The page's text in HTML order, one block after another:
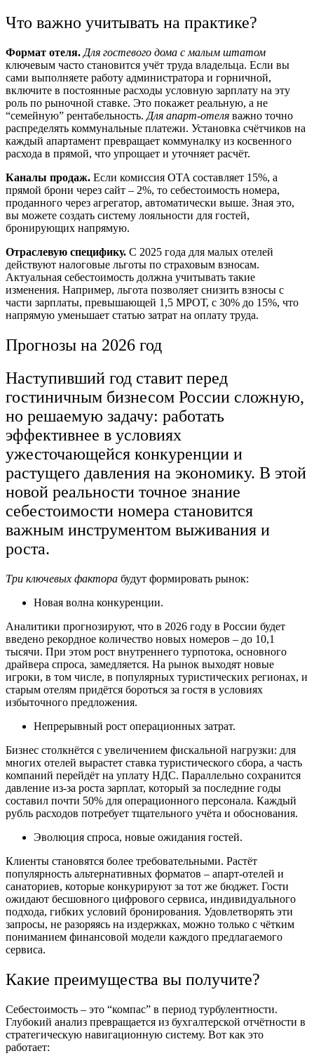
Что важно учитывать на практике?
Формат отеля. Для гостевого дома с малым штатом
ключевым часто становится учёт труда владельца. Если вы
сами выполняете работу администратора и горничной,
включите в постоянные расходы условную зарплату на эту
роль по рыночной ставке. Это покажет реальную, а не
“семейную” рентабельность. Для апарт-отеля важно точно
распределять коммунальные платежи. Установка счётчиков на
каждый апартамент превращает коммуналку из косвенного
расхода в прямой, что упрощает и уточняет расчёт.
Каналы продаж. Если комиссия OTA составляет 15%, а
прямой брони через сайт – 2%, то себестоимость номера,
проданного через агрегатор, автоматически выше. Зная это,
вы можете создать систему лояльности для гостей,
бронирующих напрямую.
Отраслевую специфику. С 2025 года для малых отелей
действуют налоговые льготы по страховым взносам.
Актуальная себестоимость должна учитывать такие
изменения. Например, льгота позволяет снизить взносы с
части зарплаты, превышающей 1,5 МРОТ, с 30% до 15%, что
напрямую уменьшает статью затрат на оплату труда.
Прогнозы на 2026 год
Наступивший год ставит перед
гостиничным бизнесом России сложную,
но решаемую задачу: работать
эффективнее в условиях
ужесточающейся конкуренции и
растущего давления на экономику. В этой
новой реальности точное знание
себестоимости номера становится
важным инструментом выживания и
роста.
Три ключевых фактора будут формировать рынок:
Новая волна конкуренции.
Аналитики прогнозируют, что в 2026 году в России будет
введено рекордное количество новых номеров – до 10,1
тысячи. При этом рост внутреннего турпотока, основного
драйвера спроса, замедляется. На рынок выходят новые
игроки, в том числе, в популярных туристических регионах, и
старым отелям придётся бороться за гостя в условиях
избыточного предложения.
Непрерывный рост операционных затрат.
Бизнес столкнётся с увеличением фискальной нагрузки: для
многих отелей вырастет ставка туристического сбора, а часть
компаний перейдёт на уплату НДС. Параллельно сохранится
давление из-за роста зарплат, который за последние годы
составил почти 50% для операционного персонала. Каждый
рубль расходов потребует тщательного учёта и обоснования.
Эволюция спроса, новые ожидания гостей.
Клиенты становятся более требовательными. Растёт
популярность альтернативных форматов – апарт-отелей и
санаториев, которые конкурируют за тот же бюджет. Гости
ожидают бесшовного цифрового сервиса, индивидуального
подхода, гибких условий бронирования. Удовлетворять эти
запросы, не разоряясь на издержках, можно только с чётким
пониманием финансовой модели каждого предлагаемого
сервиса.
Какие преимущества вы получите?
Себестоимость – это “компас” в период турбулентности.
Глубокий анализ превращается из бухгалтерской отчётности в
стратегическую навигационную систему. Вот как это
работает: